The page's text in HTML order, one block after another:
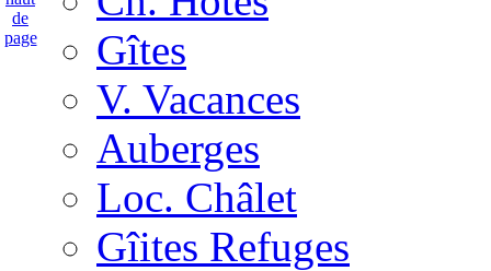
Gîtes
V. Vacances
Auberges
Loc. Châlet
Gîites Refuges